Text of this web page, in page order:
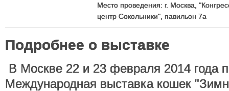
Место проведения: г. Москва,
центр Сокольники", павильон 7а
Подробнее о выставке
В Москве 22 и 23 февраля 2014 года
Международная выставка кошек